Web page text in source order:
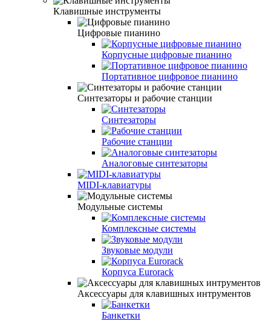
Клавишные инструменты
Цифровые пианино
Корпусные цифровые пианино
Портативное цифровое пианино
Синтезаторы и рабочие станции
Синтезаторы
Рабочие станции
Аналоговые синтезаторы
MIDI-клавиатуры
Модульные системы
Комплексные системы
Звуковые модули
Корпуса Eurorack
Аксессуары для клавишных интрументов
Банкетки